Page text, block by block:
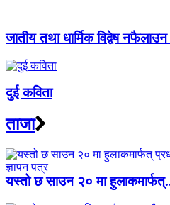
जातीय तथा धार्मिक विद्वेष
दुई कविता
ताजा
यस्तो छ साउन २० मा